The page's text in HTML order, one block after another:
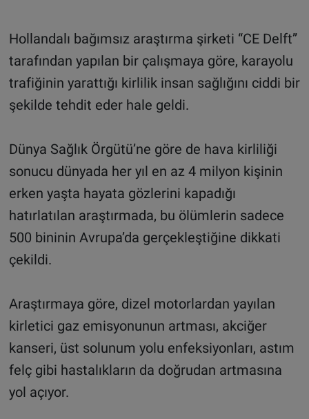
Hollandalı bağımsız araştırma şirketi “CE Delft”
tarafından yapılan bir çalışmaya göre, karayolu
trafiğinin yarattığı kirlilik insan sağlığını ciddi bir
şekilde tehdit eder hale geldi.
Dünya Sağlık Örgütü’ne göre de hava kirliliği
sonucu dünyada her yıl en az 4 milyon kişinin
erken yaşta hayata gözlerini kapadığı
hatırlatılan araştırmada, bu ölümlerin sadece
500 bininin Avrupa’da gerçekleştiğine dikkati
çekildi.
Araştırmaya göre, dizel motorlardan yayılan
kirletici gaz emisyonunun artması, akciğer
kanseri, üst solunum yolu enfeksiyonları, astım
felç gibi hastalıkların da doğrudan artmasına
yol açıyor.